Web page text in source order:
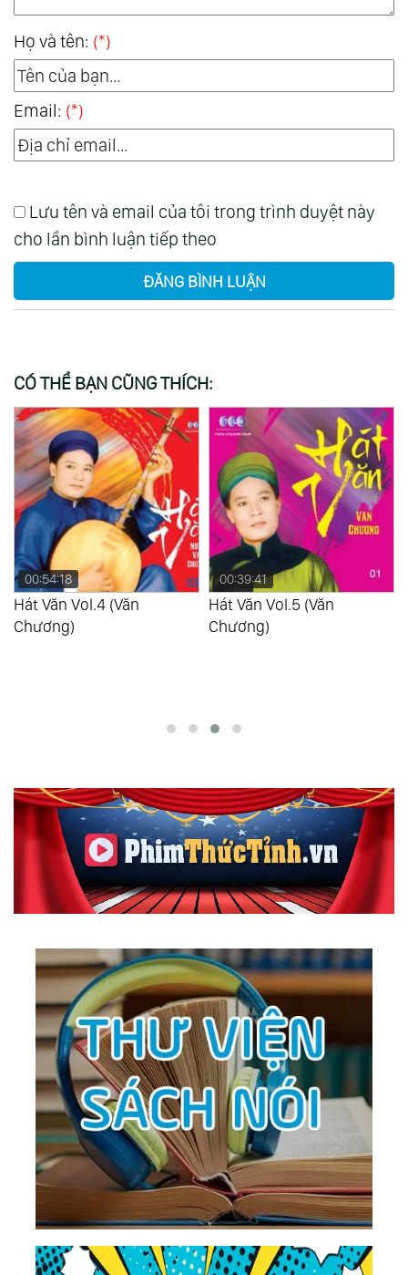
Họ và tên: (*)
Email: (*)
Lưu tên và email của tôi trong trình duyệt này
cho lần bình luận tiếp theo
ĐĂNG BÌNH LUẬN
CÓ THỂ BẠN CŨNG THÍCH:
00:54:18
Hát Văn Vol.4 (Văn
Chương)
00:39:41
Hát Văn Vol.5 (Văn
Chương)